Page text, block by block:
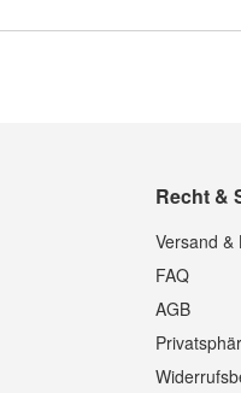
Recht &
Versand &
FAQ
AGB